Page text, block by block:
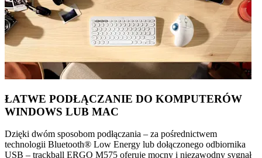
ŁATWE PODŁĄCZANIE DO KOMPUTERÓW
WINDOWS LUB MAC
Dzięki dwóm sposobom podłączania – za pośrednictwem
technologii Bluetooth® Low Energy lub dołączonego odbiornika
USB – trackball ERGO M575 oferuje mocny i niezawodny sygnał